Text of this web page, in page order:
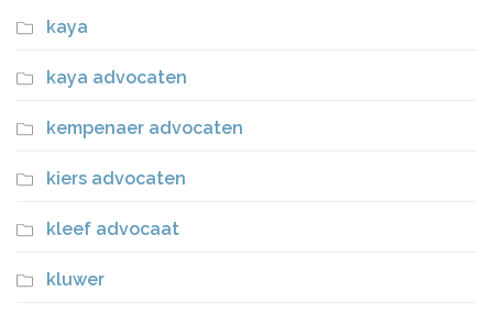
kaya
kaya advocaten
kempenaer advocaten
kiers advocaten
kleef advocaat
kluwer